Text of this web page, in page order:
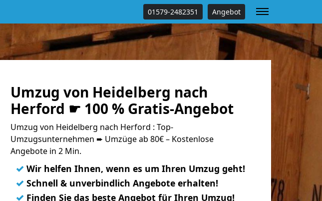
01579-2482351 Angebot
Umzug von Heidelberg nach
Herford ☛ 100 % Gratis-Angebot
Umzug von Heidelberg nach Herford : Top-
Umzugsunternehmen ➨ Umzüge ab 80€ – Kostenlose
Angebote in 2 Min.
✓ Wir helfen Ihnen, wenn es um Ihren Umzug geht!
✓ Schnell & unverbindlich Angebote erhalten!
✓ Finden Sie das beste Angebot für Ihren Umzug!